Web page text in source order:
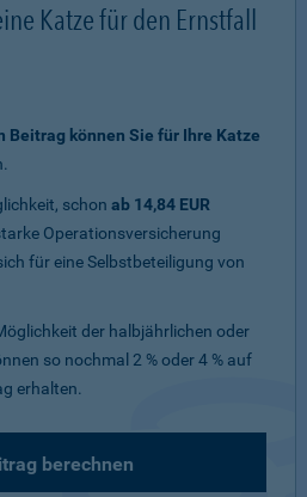
Katze für den Ernstfall
Beitrag können Sie für Ihre Katze
schon ab 14,84 EUR
Operationsversicherung
für eine Selbstbeteiligung von
der halbjährlichen oder
so nochmal 2 % oder 4 % auf
erhalten.
berechnen